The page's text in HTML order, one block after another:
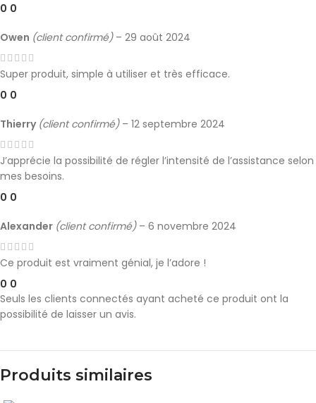
0 0
Owen (client confirmé) – 29 août 2024
Super produit, simple à utiliser et très efficace.
0 0
Thierry (client confirmé) – 12 septembre 2024
J’apprécie la possibilité de régler l’intensité de l’assistance selon
mes besoins.
0 0
Alexander (client confirmé) – 6 novembre 2024
Ce produit est vraiment génial, je l’adore !
0 0
Seuls les clients connectés ayant acheté ce produit ont la
possibilité de laisser un avis.
Produits similaires